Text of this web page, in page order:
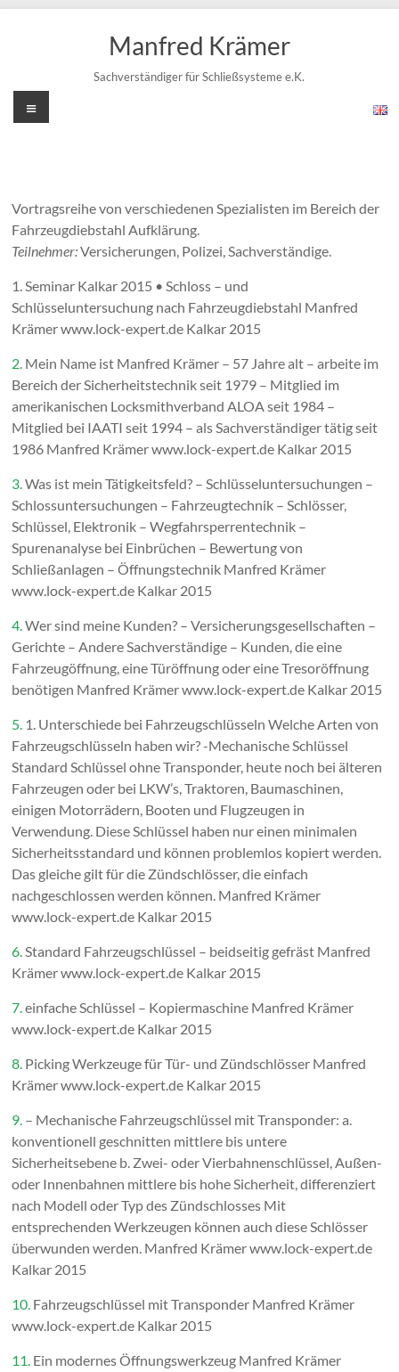
Manfred Krämer
Sachverständiger für Schließsysteme e.K.
Menü
Vortragsreihe von verschiedenen Spezialisten im Bereich der
Fahrzeugdiebstahl Aufklärung.
Teilnehmer:Versicherungen, Polizei, Sachverständige.
1. Seminar Kalkar 2015 • Schloss – und
Schlüsseluntersuchung nach Fahrzeugdiebstahl Manfred
Krämer www.lock-expert.de Kalkar 2015
2. Mein Name ist Manfred Krämer – 57 Jahre alt – arbeite im
Bereich der Sicherheitstechnik seit 1979 – Mitglied im
amerikanischen Locksmithverband ALOA seit 1984 –
Mitglied bei IAATI seit 1994 – als Sachverständiger tätig seit
1986 Manfred Krämer www.lock-expert.de Kalkar 2015
3.Was ist mein Tätigkeitsfeld? – Schlüsseluntersuchungen –
Schlossuntersuchungen – Fahrzeugtechnik – Schlösser,
Schlüssel, Elektronik – Wegfahrsperrentechnik –
Spurenanalyse bei Einbrüchen – Bewertung von
Schließanlagen – Öffnungstechnik Manfred Krämer
www.lock-expert.de Kalkar 2015
4.Wer sind meine Kunden? – Versicherungsgesellschaften –
Gerichte – Andere Sachverständige – Kunden, die eine
Fahrzeugöffnung, eine Türöffnung oder eine Tresoröffnung
benötigen Manfred Krämer www.lock-expert.de Kalkar 2015
5. 1. Unterschiede bei Fahrzeugschlüsseln Welche Arten von
Fahrzeugschlüsseln haben wir? -Mechanische Schlüssel
Standard Schlüssel ohne Transponder, heute noch bei älteren
Fahrzeugen oder bei LKW’s, Traktoren, Baumaschinen,
einigen Motorrädern, Booten und Flugzeugen in
Verwendung. Diese Schlüssel haben nur einen minimalen
Sicherheitsstandard und können problemlos kopiert werden.
Das gleiche gilt für die Zündschlösser, die einfach
nachgeschlossen werden können. Manfred Krämer
www.lock-expert.de Kalkar 2015
6.Standard Fahrzeugschlüssel – beidseitig gefräst Manfred
Krämer www.lock-expert.de Kalkar 2015
7.einfache Schlüssel – Kopiermaschine Manfred Krämer
www.lock-expert.de Kalkar 2015
8. Picking Werkzeuge für Tür- und Zündschlösser Manfred
Krämer www.lock-expert.de Kalkar 2015
9. – Mechanische Fahrzeugschlüssel mit Transponder: a.
konventionell geschnitten mittlere bis untere
Sicherheitsebene b. Zwei- oder Vierbahnenschlüssel, Außen-
oder Innenbahnen mittlere bis hohe Sicherheit, differenziert
nach Modell oder Typ des Zündschlosses Mit
entsprechenden Werkzeugen können auch diese Schlösser
überwunden werden. Manfred Krämer www.lock-expert.de
Kalkar 2015
10. Fahrzeugschlüssel mit Transponder Manfred Krämer
www.lock-expert.de Kalkar 2015
11. Ein modernes Öffnungswerkzeug Manfred Krämer